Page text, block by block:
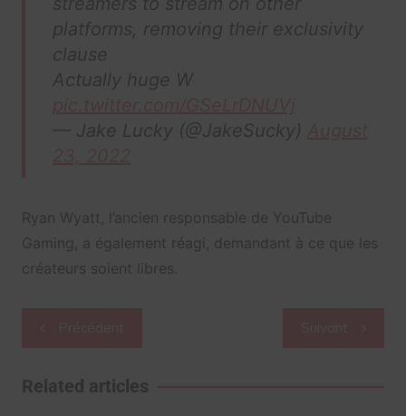
platforms, removing their exclusivity
clause
Actually huge W
— Jake Lucky (@JakeSucky)
Ryan Wyatt, l’ancien responsable de YouTube
Gaming, a également réagi, demandant à ce que les
créateurs soient libres.
l’article
Related articles